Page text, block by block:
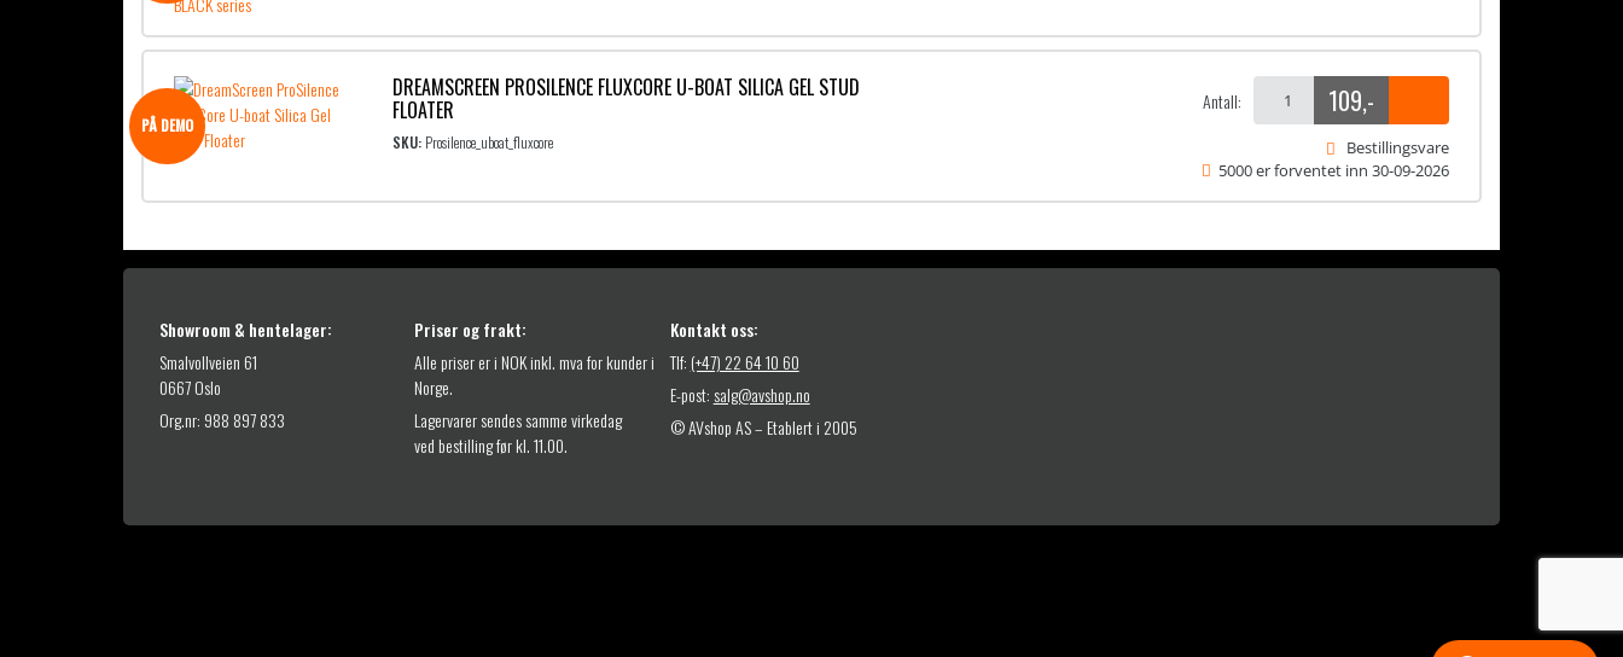
PÅ DEMO
DREAMSCREEN PROSILENCE FLUXCORE U-BOAT SILICA GEL STUD
FLOATER
SKU: Prosilence_uboat_fluxcore
Antall: 109,-
Bestillingsvare
5000 er forventet inn 30-09-2026
Showroom & hentelager:
Smalvollveien 61
0667 Oslo
Org.nr: 988 897 833
Priser og frakt:
Alle priser er i NOK inkl. mva for kunder i
Norge.
Lagervarer sendes samme virkedag
ved bestilling før kl. 11.00.
Kontakt oss:
Tlf: (+47) 22 64 10 60
E-post: salg@avshop.no
© AVshop AS – Etablert i 2005